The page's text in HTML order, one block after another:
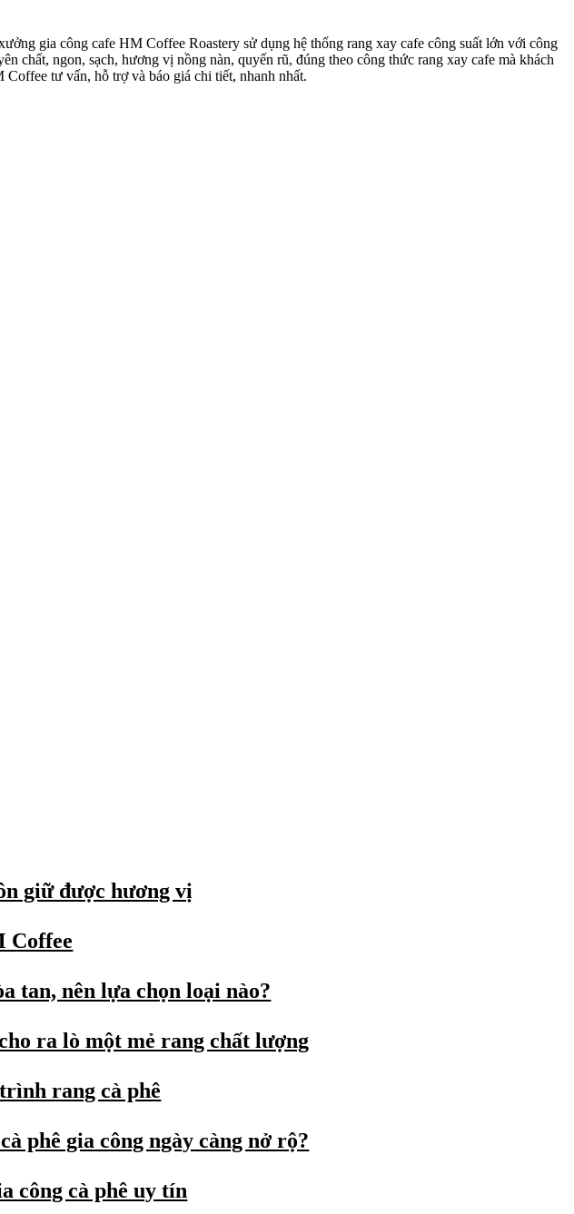
gia công cafe HM Coffee Roastery sử dụng hệ thống rang xay cafe công suất lớn với công
chất, ngon, sạch, hương vị nồng nàn, quyến rũ, đúng theo công thức rang xay cafe mà khách
Coffee tư vấn, hỗ trợ và báo giá chi tiết, nhanh nhất.
giữ được hương vị
Coffee
tan, nên lựa chọn loại nào?
ra lò một mẻ rang chất lượng
rang cà phê
phê gia công ngày càng nở rộ?
công cà phê uy tín